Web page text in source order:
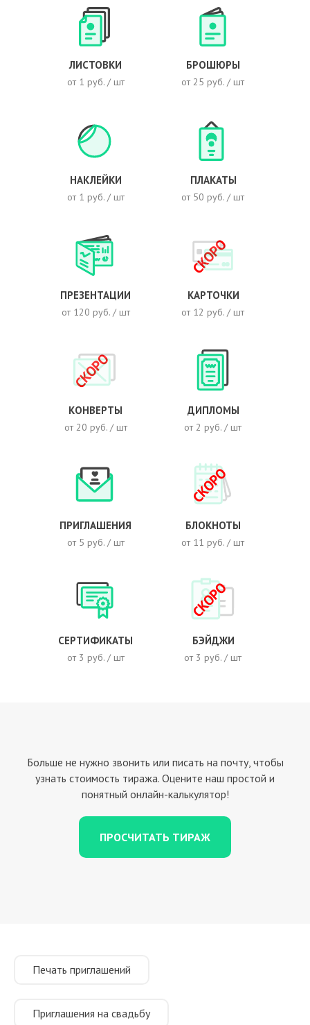
от 3 руб. / шт
БЭЙДЖИ
от 3 руб. / шт
СЕРТИФИКАТЫ
от 11 руб. / шт
БЛОКНОТЫ
от 5 руб. / шт
ПРИГЛАШЕНИЯ
от 2 руб. / шт
ДИПЛОМЫ
от 20 руб. / шт
КОНВЕРТЫ
от 12 руб. / шт
КАРТОЧКИ
от 120 руб. / шт
ПРЕЗЕНТАЦИИ
от 50 руб. / шт
ПЛАКАТЫ
от 1 руб. / шт
НАКЛЕЙКИ
от 25 руб. / шт
БРОШЮРЫ
от 1 руб. / шт
ЛИСТОВКИ
СКОРО
СКОРО
СКОРО
СКОРО
Больше не нужно звонить или писать на почту, чтобы
узнать стоимость тиража. Оцените наш простой и
понятный онлайн-калькулятор!
ПРОСЧИТАТЬ ТИРАЖ
Печать приглашений
Приглашения на свадьбу